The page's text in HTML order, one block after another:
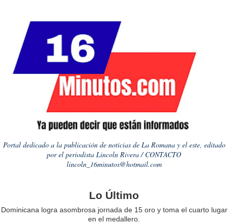
Portal dedicado a la publicación de noticias de La Romana y el este, editado
por el periodista Lincoln Rivera / CONTACTO
lincoln_16minutos@hotmail.com
Lo Último
Dominicana logra asombrosa jornada de 15 oro y toma el cuarto lugar
en el medallero.